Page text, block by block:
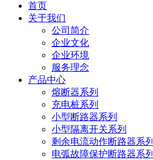
首页
关于我们
公司简介
企业文化
企业环境
服务理念
产品中心
熔断器系列
充电桩系列
小型断路器系列
小型隔离开关系列
剩余电流动作断路器系列
电弧故障保护断路器系列